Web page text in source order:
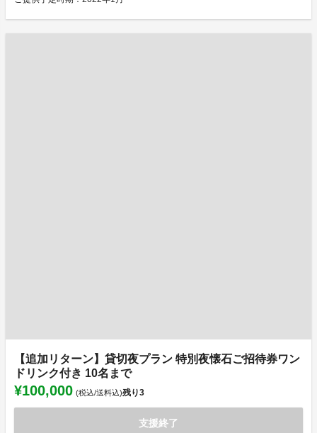
【追加リターン】貸切夜プラン 特別夜懐石ご招待券ワン
ドリンク付き 10名まで
¥100,000 (税込/送料込)残り3
支援終了